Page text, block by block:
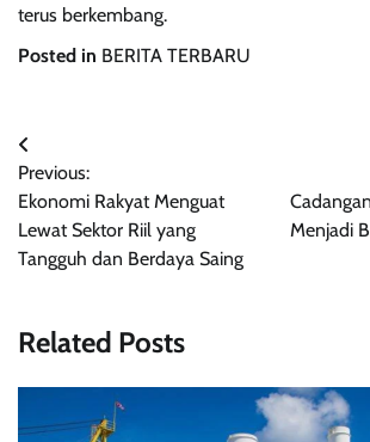
terus berkembang.
Posted in BERITA TERBARU
Navigasi
pos
Previous:
Ekonomi Rakyat Menguat
Lewat Sektor Riil yang
Tangguh dan Berdaya Saing
Menjadi
Related Posts